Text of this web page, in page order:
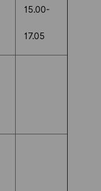
15.00-
17.05